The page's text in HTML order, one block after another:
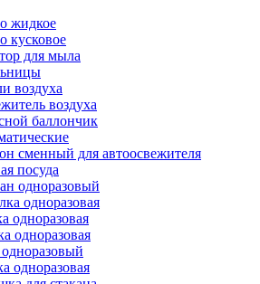
жидкое
кусковое
для мыла
воздуха
воздуха
баллончик
сменный для автоосвежителя
посуда
одноразовый
одноразовая
одноразовая
одноразовая
одноразовая